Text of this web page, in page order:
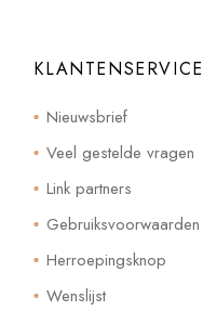
KLANTENSERVICE
Nieuwsbrief
Veel gestelde vragen
Link partners
Gebruiksvoorwaarden
Herroepingsknop
Wenslijst